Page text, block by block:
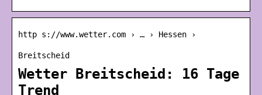
http s://www.wetter.com › … › Hessen ›
Breitscheid
Wetter Breitscheid: 16 Tage
Trend